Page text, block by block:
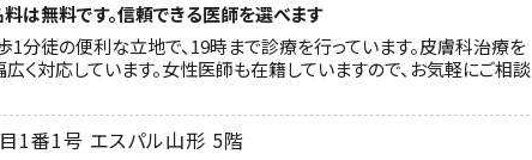
は無料です。信頼できる医師を選べます
分徒の便利な立地で、19時まで診療を行っています。皮膚科治療を
く対応しています。女性医師も在籍していますので、お気軽にご相談
1番1号 エスパル山形 5階